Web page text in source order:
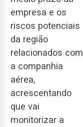
empresa e os
riscos potenciais
da região
relacionados com
a companhia
aérea,
acrescentando
que vai
monitorizar a